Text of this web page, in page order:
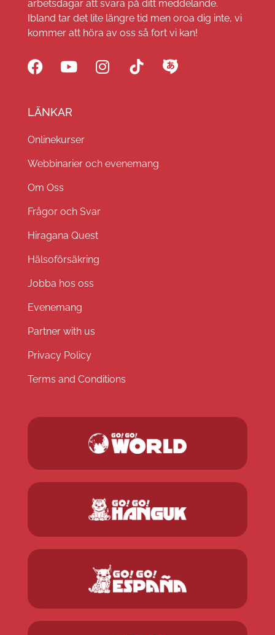
arbetsdagar att svara på ditt meddelande.
Ibland tar det lite längre tid men oroa dig inte, vi
kommer att höra av oss så fort vi kan!
LÄNKAR
Onlinekurser
Webbinarier och evenemang
Om Oss
Frågor och Svar
Hiragana Quest
Hälsoförsäkring
Jobba hos oss
Evenemang
Partner with us
Privacy Policy
Terms and Conditions